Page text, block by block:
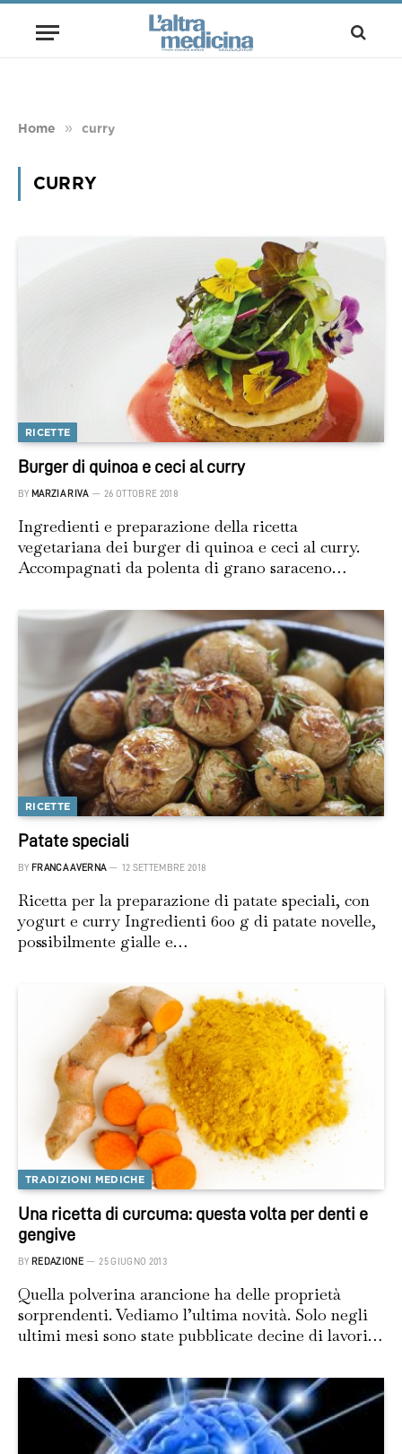
Home » curry
CURRY
RICETTE
Burger di quinoa e ceci al curry
BY MARZIA RIVA 26 OTTOBRE 2018
Ingredienti e preparazione della ricetta
vegetariana dei burger di quinoa e ceci al curry.
Accompagnati da polenta di grano saraceno…
RICETTE
Patate speciali
BY FRANCA AVERNA 12 SETTEMBRE 2018
Ricetta per la preparazione di patate speciali, con
yogurt e curry Ingredienti 600 g di patate novelle,
possibilmente gialle e…
TRADIZIONI MEDICHE
Una ricetta di curcuma: questa volta per denti e
gengive
BY REDAZIONE 25 GIUGNO 2013
Quella polverina arancione ha delle proprietà
sorprendenti. Vediamo l’ultima novità. Solo negli
ultimi mesi sono state pubblicate decine di lavori…